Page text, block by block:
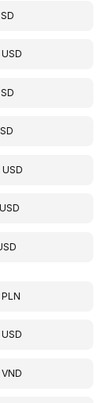
USD
USD
USD
PLN
USD
VND